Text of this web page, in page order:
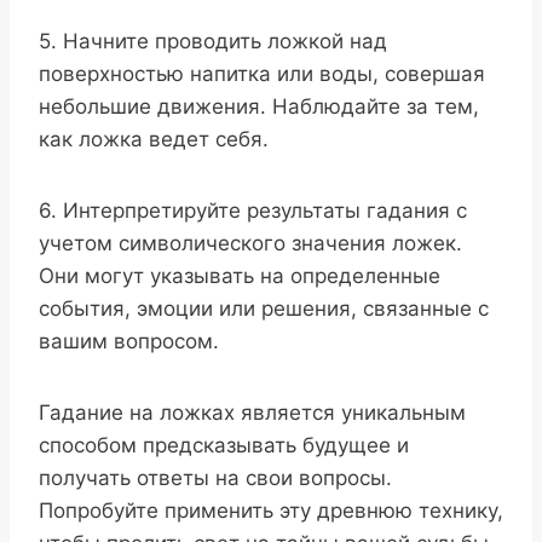
5. Начните проводить ложкой над
поверхностью напитка или воды, совершая
небольшие движения. Наблюдайте за тем,
как ложка ведет себя.
6. Интерпретируйте результаты гадания с
учетом символического значения ложек.
Они могут указывать на определенные
события, эмоции или решения, связанные с
вашим вопросом.
Гадание на ложках является уникальным
способом предсказывать будущее и
получать ответы на свои вопросы.
Попробуйте применить эту древнюю технику,